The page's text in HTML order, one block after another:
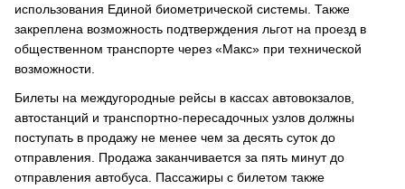
использования Единой биометрической системы. Также
закреплена возможность подтверждения льгот на проезд в
общественном транспорте через «Макс» при технической
возможности.
Билеты на междугородные рейсы в кассах автовокзалов,
автостанций и транспортно-пересадочных узлов должны
поступать в продажу не менее чем за десять суток до
отправления. Продажа заканчивается за пять минут до
отправления автобуса. Пассажиры с билетом также